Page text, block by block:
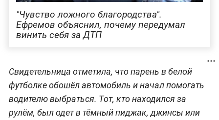
"Чувство ложного благородства".
Ефремов объяснил, почему передумал
винить себя за ДТП
Свидетельница отметила, что парень в белой
футболке обошёл автомобиль и начал помогать
водителю выбраться. Тот, кто находился за
рулём, был одет в тёмный пиджак, джинсы или